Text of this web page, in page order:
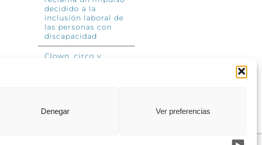
Denegar Ver preferencias
decidido a la
inclusión laboral de
las personas con
discapacidad
Clown, circo y
segundo “Festival